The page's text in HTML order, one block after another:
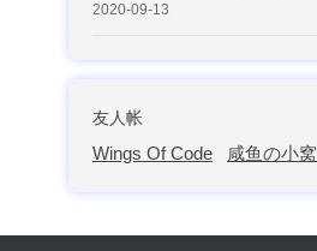
2020-09-13
友人帐
Wings Of Code 咸鱼の小窝